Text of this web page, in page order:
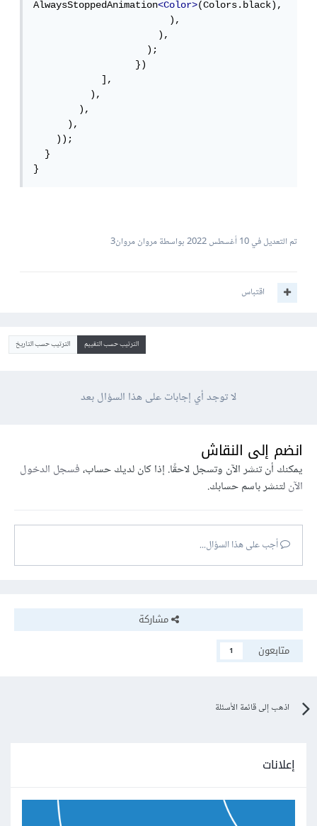
AlwaysStoppedAnimation<Color>(Colors.black),
                        ),
                      ),
                    );
                  })
            ],
          ),
        ),
      ),
    ));
  }
}
تم التعديل في10 أغسطس 2022 بواسطة مروان مروان3
اقتباس
الترتيب حسب التقييم الترتيب حسب التاريخ
لا توجد أي إجابات على هذا السؤال بعد
انضم إلى النقاش
يمكنك أن تنشر الآن وتسجل لاحقًا. إذا كان لديك حساب،فسجل الدخول
الآنلتنشر باسم حسابك.
أجب على هذا السؤال...
مشاركة
متابعون
1
اذهب إلى قائمة الأسئلة
إعلانات